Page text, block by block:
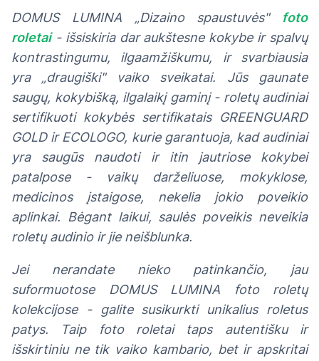
DOMUS LUMINA „Dizaino spaustuvės" foto
roletai- išsiskiria dar aukštesne kokybe ir spalvų
kontrastingumu, ilgaamžiškumu, ir svarbiausia
yra „draugiški" vaiko sveikatai. Jūs gaunate
saugų, kokybišką, ilgalaikį gaminį - roletų audiniai
sertifikuoti kokybės sertifikatais GREENGUARD
GOLD ir ECOLOGO, kurie garantuoja, kad audiniai
yra saugūs naudoti ir itin jautriose kokybei
patalpose - vaikų darželiuose, mokyklose,
medicinos įstaigose, nekelia jokio poveikio
aplinkai. Bėgant laikui, saulės poveikis neveikia
roletų audinio ir jie neišblunka.
Jei nerandate nieko patinkančio, jau
suformuotose DOMUS LUMINA foto roletų
kolekcijose - galite susikurkti unikalius roletus
patys. Taip foto roletai taps autentišku ir
išskirtiniu ne tik vaiko kambario, bet ir apskritai